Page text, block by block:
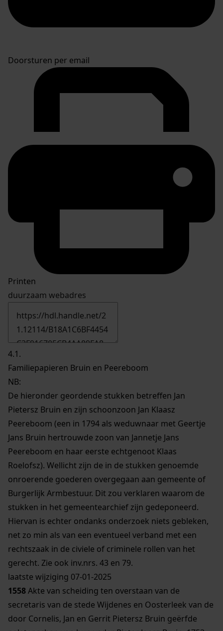
Doorsturen per email
Printen
duurzaam webadres
4.1.
Familiepapieren Bruin en Peereboom
NB:
De hieronder geordende stukken betreffen Jan
Pietersz Bruin en zijn schoonzoon Jan Klaasz
Peereboom (een in 1794 als weduwnaar met Geertje
Jans Bruin hertrouwde zoon van Jannetje Jans
Peereboom en haar eerste echtgenoot Klaas
Roelofsz). Wellicht zijn de in de stukken genoemde
onroerende goederen overgegaan aan gemeente of
Burgerlijk Armbestuur. Dit zou verklaren waarom de
stukken in het gemeentearchief zijn gedeponeerd.
Hiervan is echter ondanks onderzoek niets gebleken,
net zo min als van een eventueel verband met een
rechtszaak in de civiele of criminele rollen van het
gerecht. Zie ook inv.nrs. 43 en 79.
laatste wijziging 07-01-2025
1558Akte van scheiding ten overstaan van de
secretaris van de stede Wijdenes en Oosterleek van de
door Cornelis, Jan en Gerrit Pietersz Bruin geërfde